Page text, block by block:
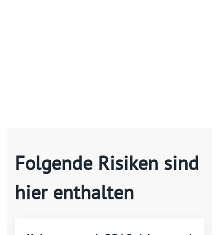
Folgende Risiken sind
hier enthalten